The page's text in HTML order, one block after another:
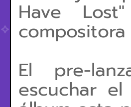
Have
El pre-
escuchar